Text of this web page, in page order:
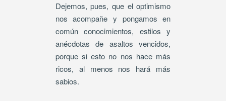
Dejemos, pues, que el optimismo
nos acompañe y pongamos en
común conocimientos, estilos y
anécdotas de asaltos vencidos,
porque si esto no nos hace más
ricos, al menos nos hará más
sabios.